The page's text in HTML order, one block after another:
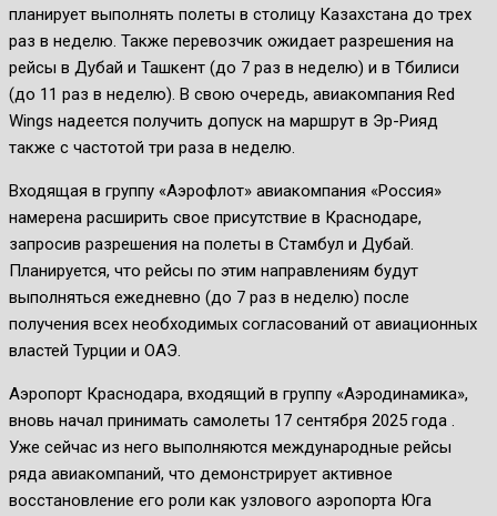
планирует выполнять полеты в столицу Казахстана до трех
раз в неделю. Также перевозчик ожидает разрешения на
рейсы в Дубай и Ташкент (до 7 раз в неделю) и в Тбилиси
(до 11 раз в неделю). В свою очередь, авиакомпания Red
Wings надеется получить допуск на маршрут в Эр-Рияд
также с частотой три раза в неделю.
Входящая в группу «Аэрофлот» авиакомпания «Россия»
намерена расширить свое присутствие в Краснодаре,
запросив разрешения на полеты в Стамбул и Дубай.
Планируется, что рейсы по этим направлениям будут
выполняться ежедневно (до 7 раз в неделю) после
получения всех необходимых согласований от авиационных
властей Турции и ОАЭ.
Аэропорт Краснодара, входящий в группу «Аэродинамика»,
вновь начал принимать самолеты 17 сентября 2025 года .
Уже сейчас из него выполняются международные рейсы
ряда авиакомпаний, что демонстрирует активное
восстановление его роли как узлового аэропорта Юга